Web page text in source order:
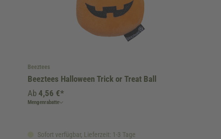
Beeztees
Beeztees Halloween Trick or Treat Ball
Sofort verfügbar, Lieferzeit: 1-3 Tage
Ab 4,56 €*
Mengenrabatte